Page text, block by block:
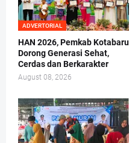
ADVERTORIAL
HAN 2026, Pemkab Kotabaru
Dorong Generasi Sehat,
Cerdas dan Berkarakter
August 08, 2026